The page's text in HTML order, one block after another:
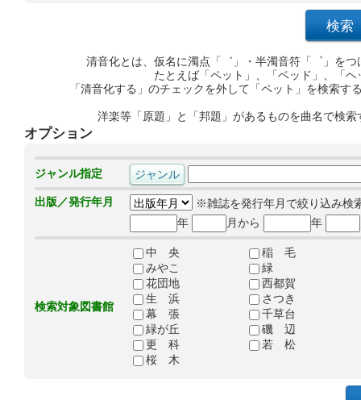
清音化とは、仮名に濁点「゛」・半濁音符「゜」を
たとえば「ペット」、「ベッド」、「
「清音化する」のチェックを外して「ペット」を検索
洋楽等「原題」と「邦題」があるものを曲名で検
オプション
ジャンル指定
出版／発行年月
※雑誌を発行年月で絞り込み検
年
月から 年
検索対象図書館
中 央
稲 毛
みやこ
緑
花団地
西都賀
生 浜
さつき
幕 張
千草台
緑が丘
磯 辺
更 科
若 松
桜 木